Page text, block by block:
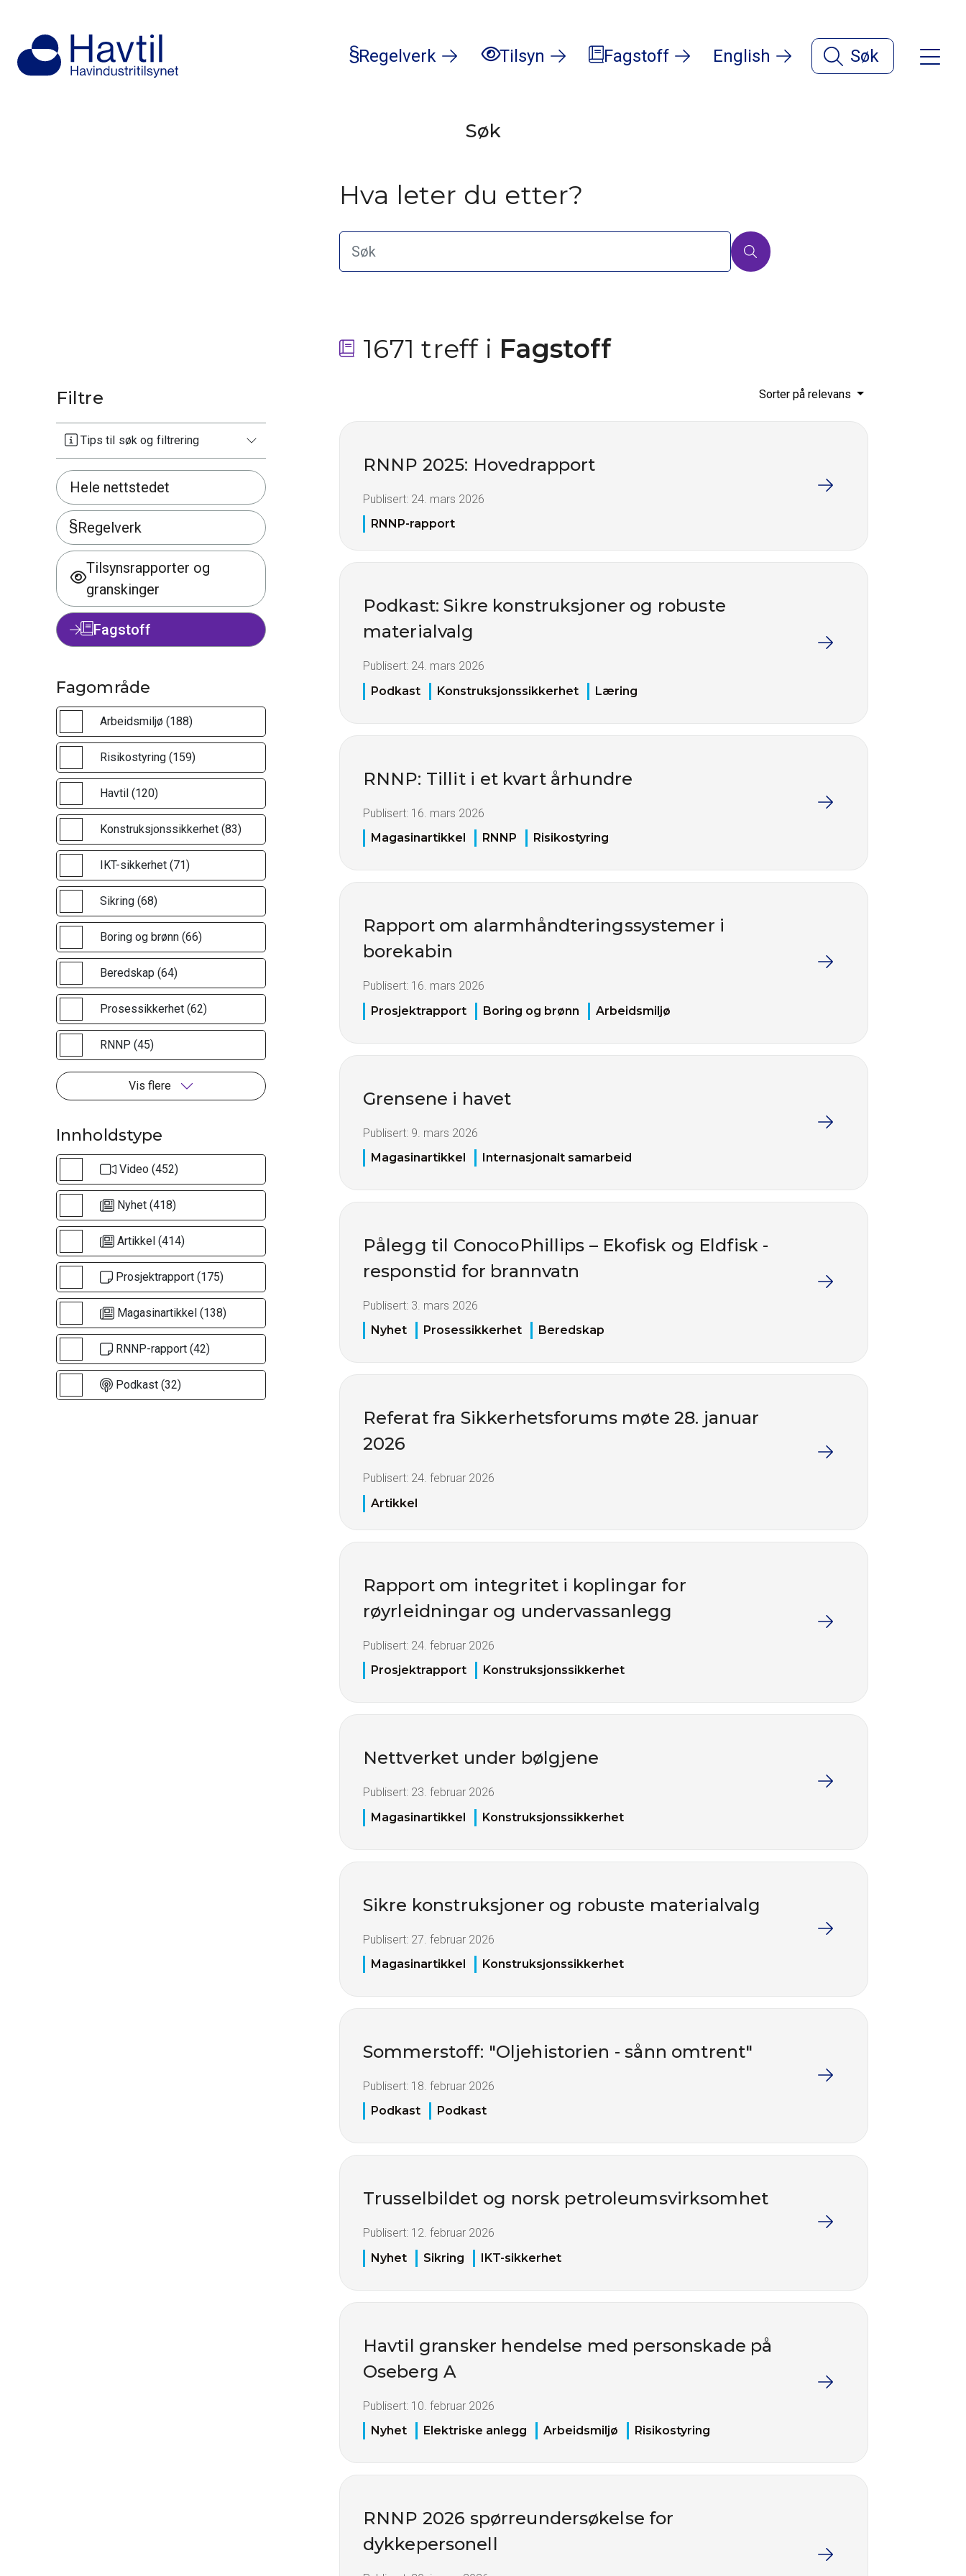
Regelverk Tilsyn Fagstoff English Søk
Søk
Hva leter du etter?
1671 treff i Fagstoff
Filtre
Tips til søk og filtrering
Hele nettstedet
Regelverk
Tilsynsrapporter og
granskinger
Fagstoff
Fagområde
Arbeidsmiljø (188)
Risikostyring (159)
Havtil (120)
Konstruksjonssikkerhet (83)
IKT-sikkerhet (71)
Sikring (68)
Boring og brønn (66)
Beredskap (64)
Prosessikkerhet (62)
RNNP (45)
Vis flere
Innholdstype
Video (452)
Nyhet (418)
Artikkel (414)
Prosjektrapport (175)
Magasinartikkel (138)
RNNP-rapport (42)
Podkast (32)
Sorter på relevans
RNNP 2025: Hovedrapport
Publisert: 24. mars 2026
RNNP-rapport
Podkast: Sikre konstruksjoner og robuste
materialvalg
Publisert: 24. mars 2026
Podkast
Konstruksjonssikkerhet Læring
RNNP: Tillit i et kvart århundre
Publisert: 16. mars 2026
Magasinartikkel
RNNP Risikostyring
Rapport om alarmhåndteringssystemer i
borekabin
Publisert: 16. mars 2026
Prosjektrapport
Boring og brønn Arbeidsmiljø
Grensene i havet
Publisert: 9. mars 2026
Magasinartikkel
Internasjonalt samarbeid
Pålegg til ConocoPhillips – Ekofisk og Eldfisk -
responstid for brannvatn
Publisert: 3. mars 2026
Nyhet
Prosessikkerhet Beredskap
Referat fra Sikkerhetsforums møte 28. januar
2026
Publisert: 24. februar 2026
Artikkel
Rapport om integritet i koplingar for
røyrleidningar og undervassanlegg
Publisert: 24. februar 2026
Prosjektrapport
Konstruksjonssikkerhet
Nettverket under bølgjene
Publisert: 23. februar 2026
Magasinartikkel
Konstruksjonssikkerhet
Sikre konstruksjoner og robuste materialvalg
Publisert: 27. februar 2026
Magasinartikkel
Konstruksjonssikkerhet
Sommerstoff: "Oljehistorien - sånn omtrent"
Publisert: 18. februar 2026
Podkast
Podkast
Trusselbildet og norsk petroleumsvirksomhet
Publisert: 12. februar 2026
Nyhet
Sikring IKT-sikkerhet
Havtil gransker hendelse med personskade på
Oseberg A
Publisert: 10. februar 2026
Nyhet
Elektriske anlegg Arbeidsmiljø Risikostyring
RNNP 2026 spørreundersøkelse for
dykkepersonell